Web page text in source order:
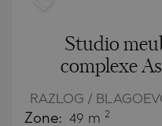
Studio
complexe
RAZLOG /
Zone: 49 m 2